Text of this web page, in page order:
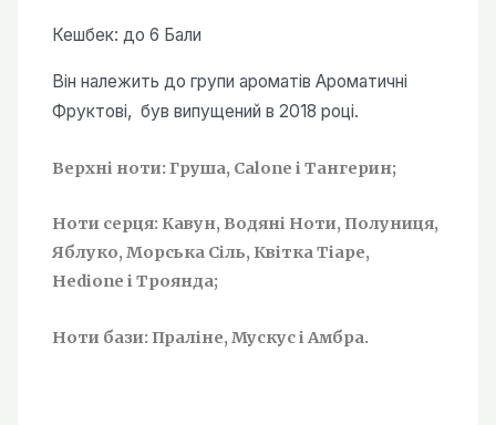
120,00 ₴
до
Кешбек: до 6 Бали
Він належить до групи ароматів Ароматичні
Фруктові, був випущений в 2018 році.
Верхні ноти: Груша, Calone і Тангерин;
Ноти серця: Кавун, Водяні Ноти, Полуниця,
Яблуко, Морська Сіль, Квітка Тіаре,
Hedione і Троянда;
Ноти бази: Праліне, Мускус і Амбра.